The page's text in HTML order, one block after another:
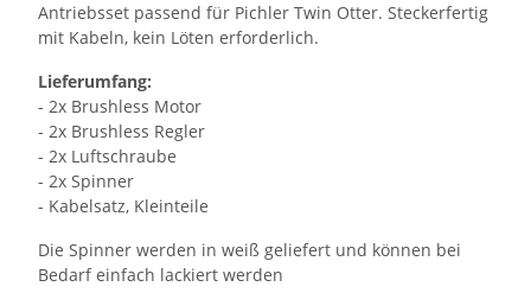
Antriebsset passend für Pichler Twin Otter. Steckerfertig
mit Kabeln, kein Löten erforderlich.
Lieferumfang:
- 2x Brushless Motor
- 2x Brushless Regler
- 2x Luftschraube
- 2x Spinner
- Kabelsatz, Kleinteile
Die Spinner werden in weiß geliefert und können bei
Bedarf einfach lackiert werden